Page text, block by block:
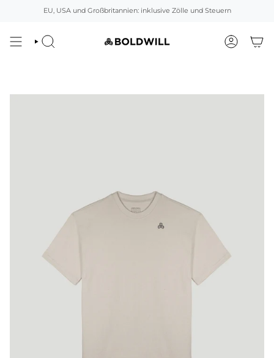
EU, USA und Großbritannien: inklusive Zölle und Steuern
SUCHEN ACCOUNT